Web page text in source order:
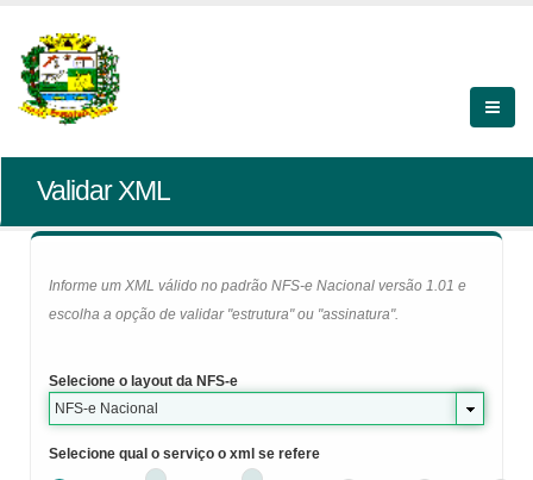
Validar XML
Informe um XML válido no padrão NFS-e Nacional versão 1.01 e
escolha a opção de validar "estrutura" ou "assinatura".
Selecione o layout da NFS-e
NFS-e Nacional
Selecione qual o serviço o xml se refere